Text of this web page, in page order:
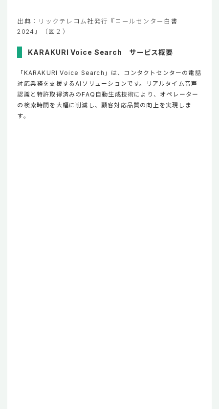
出典：リックテレコム社発行『コールセンター白書
2024』（図２）
KARAKURI Voice Search サービス概要
「KARAKURI Voice Search」は、コンタクトセンターの電話
対応業務を支援するAIソリューションです。リアルタイム音声
認識と特許取得済みのFAQ自動生成技術により、オペレーター
の検索時間を大幅に削減し、顧客対応品質の向上を実現しま
す。